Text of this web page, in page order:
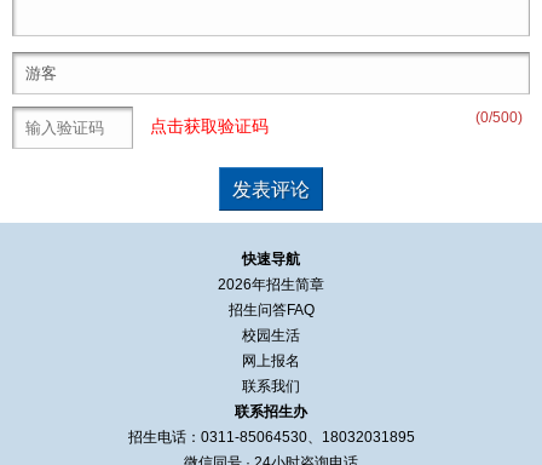
(0/500)
点击获取验证码
快速导航
2026年招生简章
招生问答FAQ
校园生活
网上报名
联系我们
联系招生办
招生电话：0311-85064530、18032031895